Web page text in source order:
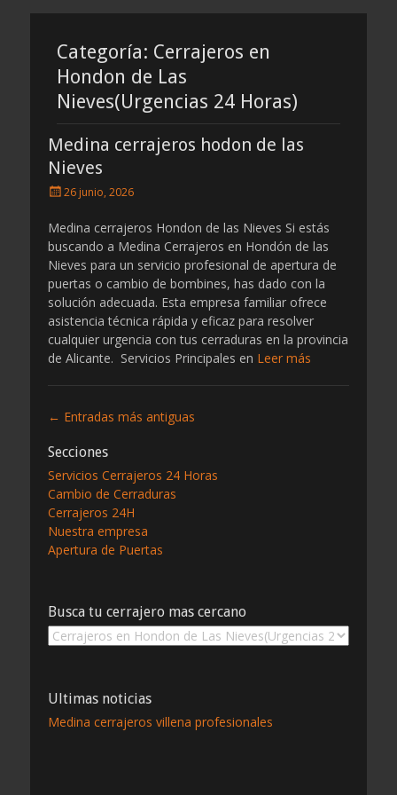
por
por
Categoría: Cerrajeros en
Hondon de Las
Nieves(Urgencias 24 Horas)
Medina cerrajeros hodon de las
Nieves
Publicado
26 junio, 2026
Medina cerrajeros Hondon de las Nieves Si estás
buscando a Medina Cerrajeros en Hondón de las
Nieves para un servicio profesional de apertura de
puertas o cambio de bombines, has dado con la
solución adecuada. Esta empresa familiar ofrece
asistencia técnica rápida y eficaz para resolver
cualquier urgencia con tus cerraduras en la provincia
de Alicante. Servicios Principales en Leer más
Navegación
entradas
← Entradas más antiguas
Secciones
Servicios Cerrajeros 24 Horas
Cambio de Cerraduras
Cerrajeros 24H
Nuestra empresa
Apertura de Puertas
Busca tu cerrajero mas cercano
Busca
mas
cercano
Ultimas noticias
Medina cerrajeros villena profesionales